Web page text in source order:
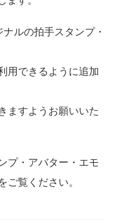
ルの拍手スタンプ・
用できるように追加
ますようお願いいた
プ・アバター・エモ
ご覧ください。